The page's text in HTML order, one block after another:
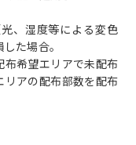
、湿度等による変色
た場合。
希望エリアで未配布
アの配布部数を配布